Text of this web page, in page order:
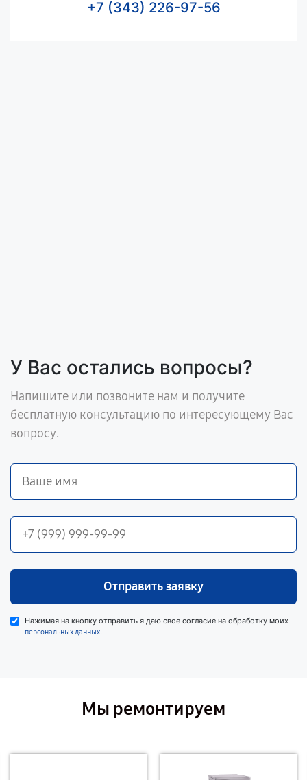
+7 (343) 226-97-56
У Вас остались вопросы?
Напишите или позвоните нам и получите
бесплатную консультацию по интересующему Вас
вопросу.
Отправить заявку
Нажимая на кнопку отправить я даю свое согласие на обработку моих
персональных данных.
Мы ремонтируем